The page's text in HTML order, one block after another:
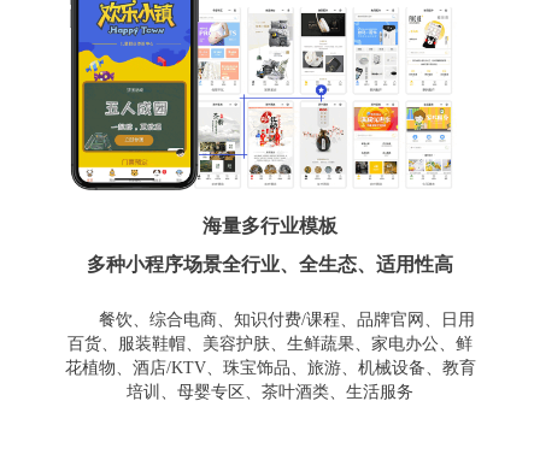
海量多行业模板
多种小程序场景全行业、全生态、适用性高
餐饮、综合电商、知识付费/课程、品牌官网、日用
百货、服装鞋帽、美容护肤、生鲜蔬果、家电办公、鲜
花植物、酒店/KTV、珠宝饰品、旅游、机械设备、教育
培训、母婴专区、茶叶酒类、生活服务